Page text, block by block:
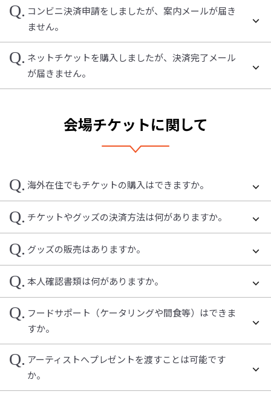
Q. コンビニ決済申請をしましたが、案内メールが届き
ません。
Q. ネットチケットを購入しましたが、決済完了メール
が届きません。
会場チケットに関して
Q. 海外在住でもチケットの購入はできますか。
Q. チケットやグッズの決済方法は何がありますか。
Q. グッズの販売はありますか。
Q. 本人確認書類は何がありますか。
Q. フードサポート（ケータリングや間食等）はできま
すか。
Q. アーティストへプレゼントを渡すことは可能です
か。